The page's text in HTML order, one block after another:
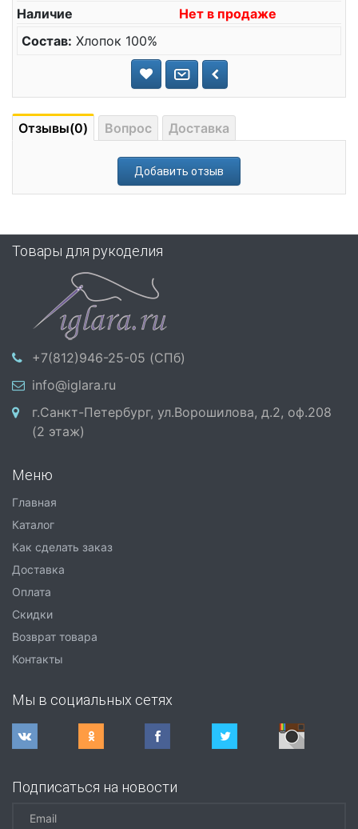
Наличие
Нет в продаже
Состав: Хлопок 100%
Отзывы(0) Вопрос Доставка
Добавить отзыв
Товары для рукоделия
+7(812)946-25-05 (СПб)
info@iglara.ru
г.Санкт-Петербург, ул.Ворошилова, д.2, оф.208
(2 этаж)
Меню
Главная
Каталог
Как сделать заказ
Доставка
Оплата
Скидки
Возврат товара
Контакты
Мы в социальных сетях
Подписаться на новости